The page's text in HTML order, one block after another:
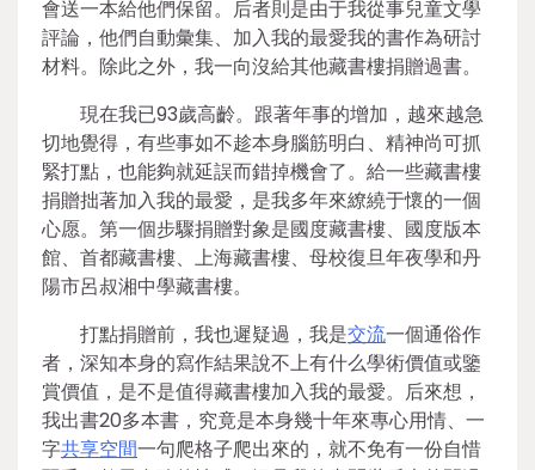
會送一本給他們保留。后者則是由于我從事兒童文學
評論，他們自動彙集、加入我的最愛我的書作為研討
材料。除此之外，我一向沒給其他藏書樓捐贈過書。
現在我已93歲高齡。跟著年事的增加，越來越急
切地覺得，有些事如不趁本身腦筋明白、精神尚可抓
緊打點，也能夠就延誤而錯掉機會了。給一些藏書樓
捐贈拙著加入我的最愛，是我多年來繚繞于懷的一個
心愿。第一個步驟捐贈對象是國度藏書樓、國度版本
館、首都藏書樓、上海藏書樓、母校復旦年夜學和丹
陽市呂叔湘中學藏書樓。
打點捐贈前，我也遲疑過，我是交流一個通俗作
者，深知本身的寫作結果說不上有什么學術價值或鑒
賞價值，是不是值得藏書樓加入我的最愛。后來想，
我出書20多本書，究竟是本身幾十年來專心用情、一
字共享空間一句爬格子爬出來的，就不免有一份自惜